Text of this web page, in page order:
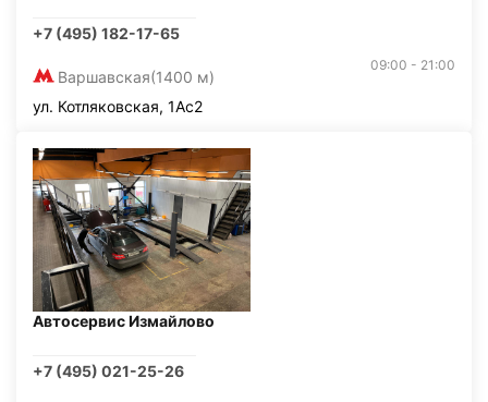
+7 (495) 182-17-65
Варшавская(1400 м)
09:00 - 21:00
ул. Котляковская, 1Ас2
Автосервис Измайлово
+7 (495) 021-25-26